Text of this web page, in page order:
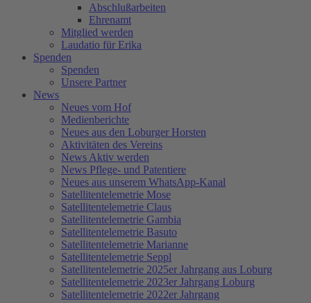
Abschlußarbeiten
Ehrenamt
Mitglied werden
Laudatio für Erika
Spenden
Spenden
Unsere Partner
News
Neues vom Hof
Medienberichte
Neues aus den Loburger Horsten
Aktivitäten des Vereins
News Aktiv werden
News Pflege- und Patentiere
Neues aus unserem WhatsApp-Kanal
Satellitentelemetrie Mose
Satellitentelemetrie Claus
Satellitentelemetrie Gambia
Satellitentelemetrie Basuto
Satellitentelemetrie Marianne
Satellitentelemetrie Seppl
Satellitentelemetrie 2025er Jahrgang aus Loburg
Satellitentelemetrie 2023er Jahrgang Loburg
Satellitentelemetrie 2022er Jahrgang